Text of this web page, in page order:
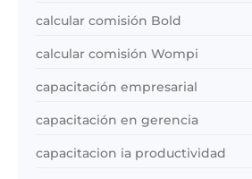
calcular comisión Bold
calcular comisión Wompi
capacitación empresarial
capacitación en gerencia
capacitacion ia productividad